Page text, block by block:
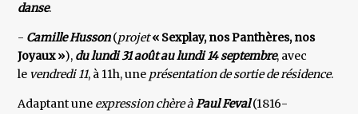
danse.
- Camille Husson(projet« Sexplay, nos Panthères, nos
Joyaux »), du lundi 31 août au lundi 14 septembre, avec
le vendredi 11, à 11h, une présentation de sortie de résidence.
Adaptant une expression chère àPaul Feval(1816-